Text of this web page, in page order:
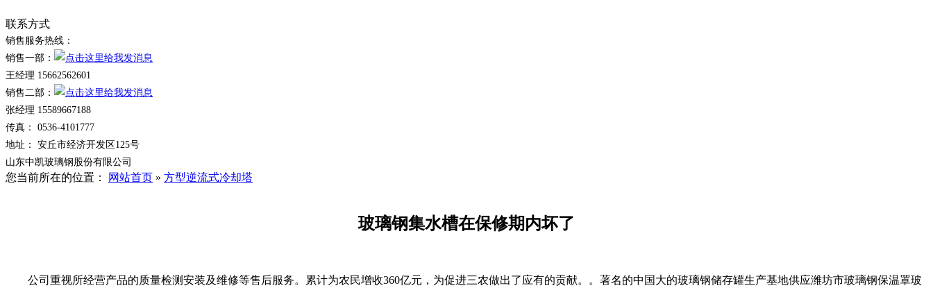
联系方式
销售服务热线：
销售一部：
王经理 15662562601
销售二部：
张经理 15589667188
传真： 0536-4101777
地址： 安丘市经济开发区125号
山东中凯玻璃钢股份有限公司
您当前所在的位置： 网站首页 » 方型逆流式冷却塔
玻璃钢集水槽在保修期内坏了
公司重视所经营产品的质量检测安装及维修等售后服务。累计为农民增收360亿元，为促进三农做出了应有的贡献。。著名的中国大的玻璃钢储存罐生产基地供应潍坊市玻璃钢保温罩玻